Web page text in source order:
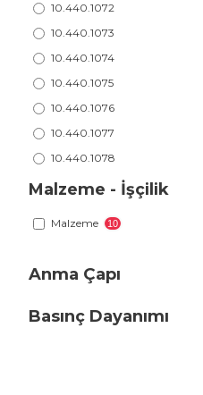
10.440.1072
10.440.1073
10.440.1074
10.440.1075
10.440.1076
10.440.1077
10.440.1078
10.440.1079
Anma Çapı
Malzeme - İşçilik
Malzeme 10
Basınç Dayanımı